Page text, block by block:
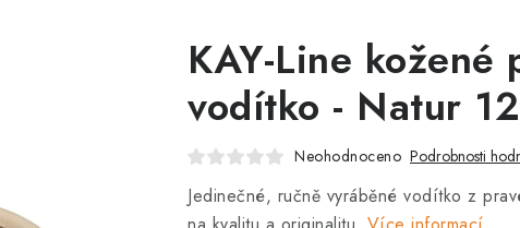
KAY-Line kožené
vodítko - Natur
Neohodnoceno Podrobnosti
Jedinečné, ručně vyráběné vodítko z